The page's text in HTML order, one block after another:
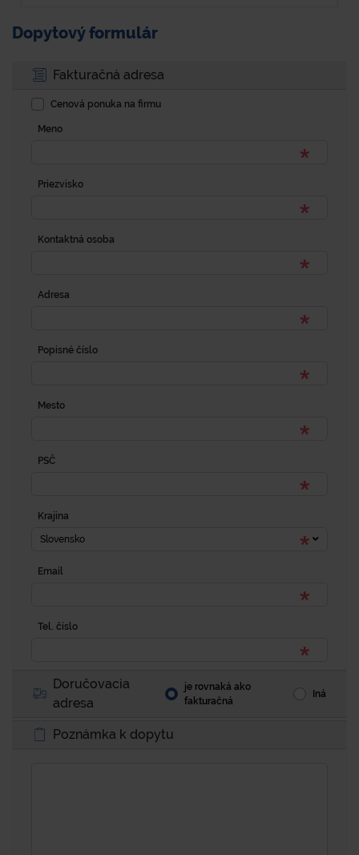
Dopytový formulár
Fakturačná adresa
Cenová ponuka na firmu
Meno
Priezvisko
Kontaktná osoba
Adresa
Popisné číslo
Mesto
PSČ
Krajina
Slovensko
Email
Tel. číslo
Doručovacia
adresa
je rovnaká ako
fakturačná
Iná
Poznámka k dopytu